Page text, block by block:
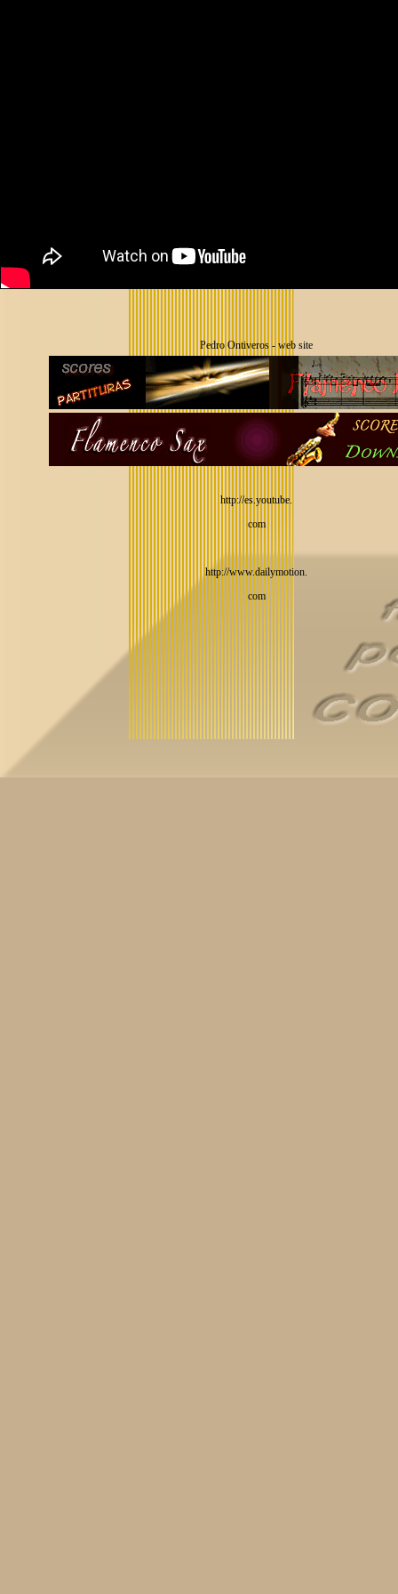
Pedro Ontiveros - web site
http://es.youtube.
com
http://www.dailymotion.
com